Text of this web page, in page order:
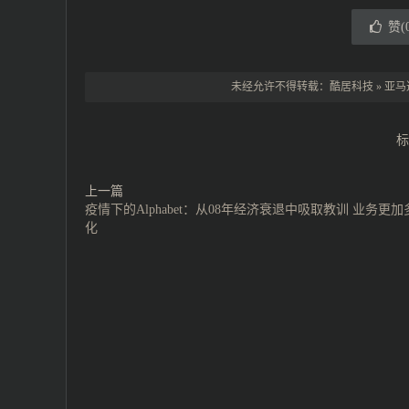
赞(
未经允许不得转载： 酷居科技 » 亚马
上一篇
疫情下的Alphabet：从08年经济衰退中吸取教训 业务更加
化